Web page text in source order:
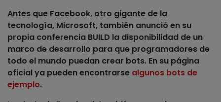
Antes que Facebook, otro gigante de la
tecnología, Microsoft, también anunció en su
propia conferencia BUILD la disponibilidad de un
marco de desarrollo para que programadores de
todo el mundo puedan crear bots. En su página
oficial ya pueden encontrarse algunos bots de
ejemplo.